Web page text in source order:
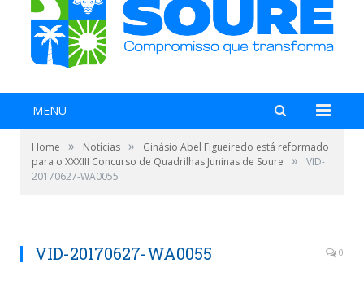
MENU
Home » Notícias »
Ginásio Abel Figueiredo está reformado
para o XXXIII Concurso de Quadrilhas Juninas de Soure
»
VID-
20170627-WA0055
VID-20170627-WA0055 0